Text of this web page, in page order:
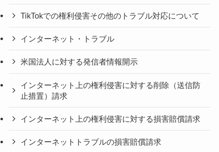
TikTokでの権利侵害その他のトラブル対応について
インターネット・トラブル
米国法人に対する発信者情報開示
インターネット上の権利侵害に対する削除（送信防
止措置）請求
インターネット上の権利侵害に対する損害賠償請求
インターネットトラブルの損害賠償請求